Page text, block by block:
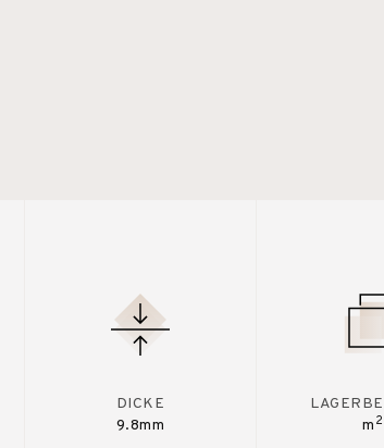
DICKE
9.8mm
m 2